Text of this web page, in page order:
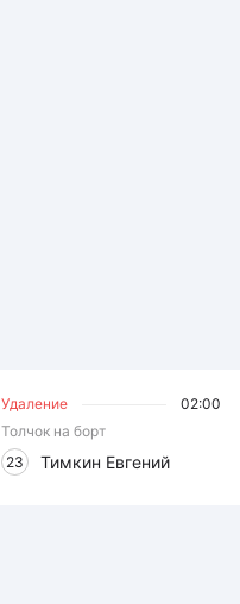
Удаление
02:00
Толчок на борт
23
Тимкин Евгений